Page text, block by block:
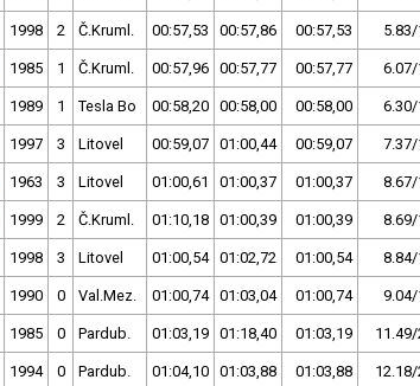
1998 2 Č.Kruml. 00:57,53 00:57,86 00:57,53 5.83/
1985 1 Č.Kruml. 00:57,96 00:57,77 00:57,77 6.07/
1989 1 Tesla Bo 00:58,20 00:58,00 00:58,00 6.30/
1997 3 Litovel 00:59,07 01:00,44 00:59,07 7.37/
1963 3 Litovel 01:00,61 01:00,37 01:00,37 8.67/
1999 2 Č.Kruml. 01:10,18 01:00,39 01:00,39 8.69/
1998 3 Litovel 01:00,54 01:02,72 01:00,54 8.84/
1990 0 Val.Mez. 01:00,74 01:03,04 01:00,74 9.04/
1985 0 Pardub. 01:03,19 01:18,40 01:03,19
1994 0 Pardub. 01:04,10 01:03,88 01:03,88